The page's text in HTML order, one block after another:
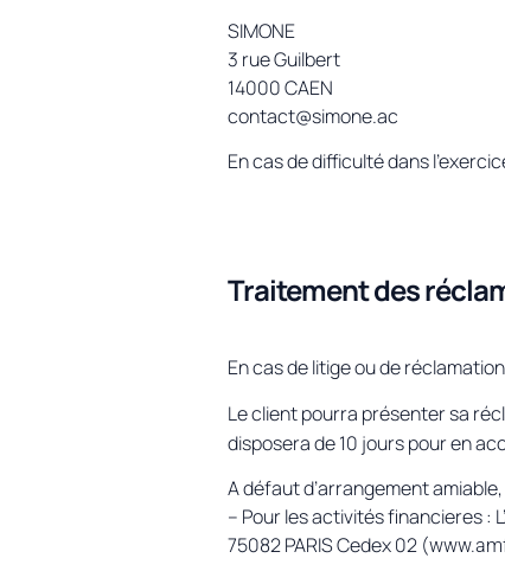
SIMONE
3 rue Guilbert
14000 CAEN
contact@simone.ac
En cas de difficulté dans
Traitement des
En cas de litige ou de
Le client pourra présenter sa
disposera de 10 jours pour en
A défaut d’arrangement
– Pour les activités financieres :
75082 PARIS Cedex 02 (